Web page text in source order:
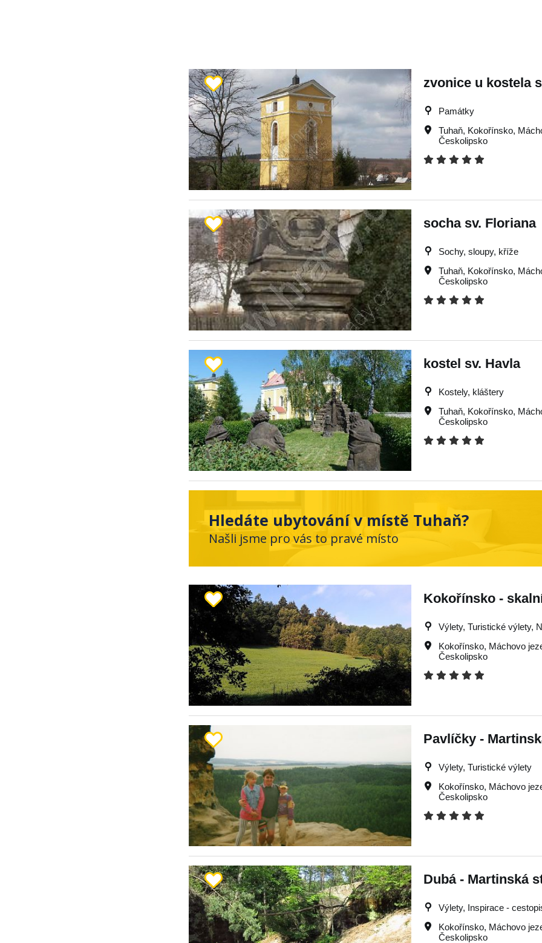
zvonice u kostela
Památky
Tuhaň, Kokořínsko,
Českolipsko
socha sv. Floriana
Sochy, sloupy, kříže
Tuhaň, Kokořínsko,
Českolipsko
kostel sv. Havla
Kostely, kláštery
Tuhaň, Kokořínsko,
Českolipsko
Hledáte ubytování v místě Tuhaň?
Našli jsme pro vás to pravé místo
Kokořínsko -
Výlety, Turistické výlety,
Kokořínsko, Máchovo
Českolipsko
Pavlíčky -
Výlety, Turistické výlety
Kokořínsko, Máchovo
Českolipsko
Dubá - Martinská
Výlety, Inspirace -
Kokořínsko, Máchovo
Českolipsko